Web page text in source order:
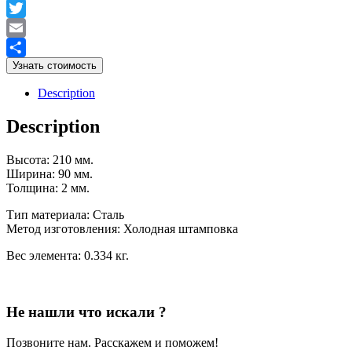
Facebook
Twitter
Email
Отправить
Узнать стоимость
Description
Description
Высота: 210 мм.
Ширина: 90 мм.
Толщина: 2 мм.
Тип материала: Сталь
Метод изготовления: Холодная штамповка
Вес элемента: 0.334 кг.
Не нашли что искали ?
Позвоните нам. Расскажем и поможем!